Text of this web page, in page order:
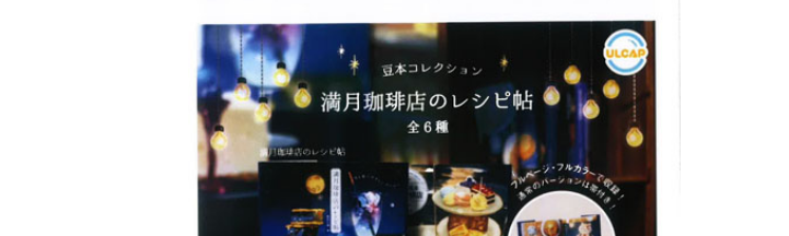
入荷スケジュールをチェック
カプセルトイマシン本体